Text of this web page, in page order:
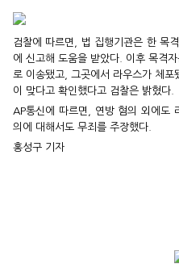
검찰에 따르면, 법 집행기관은 한 목
에 신고해 도움을 받았다. 이후 목격
로 이송됐고, 그곳에서 라우스가 체
이 맞다고 확인했다고 검찰은 밝혔다.
AP통신에 따르면, 연방 혐의 외에도
의에 대해서도 무죄를 주장했다.
홍성구 기자